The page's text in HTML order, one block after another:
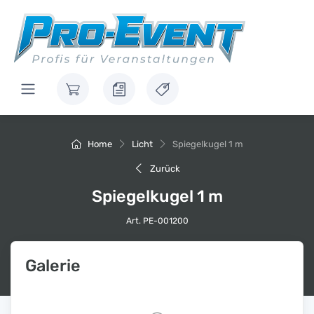
Home Licht Spiegelkugel 1 m
Zurück
Spiegelkugel 1 m
Art. PE-001200
Galerie